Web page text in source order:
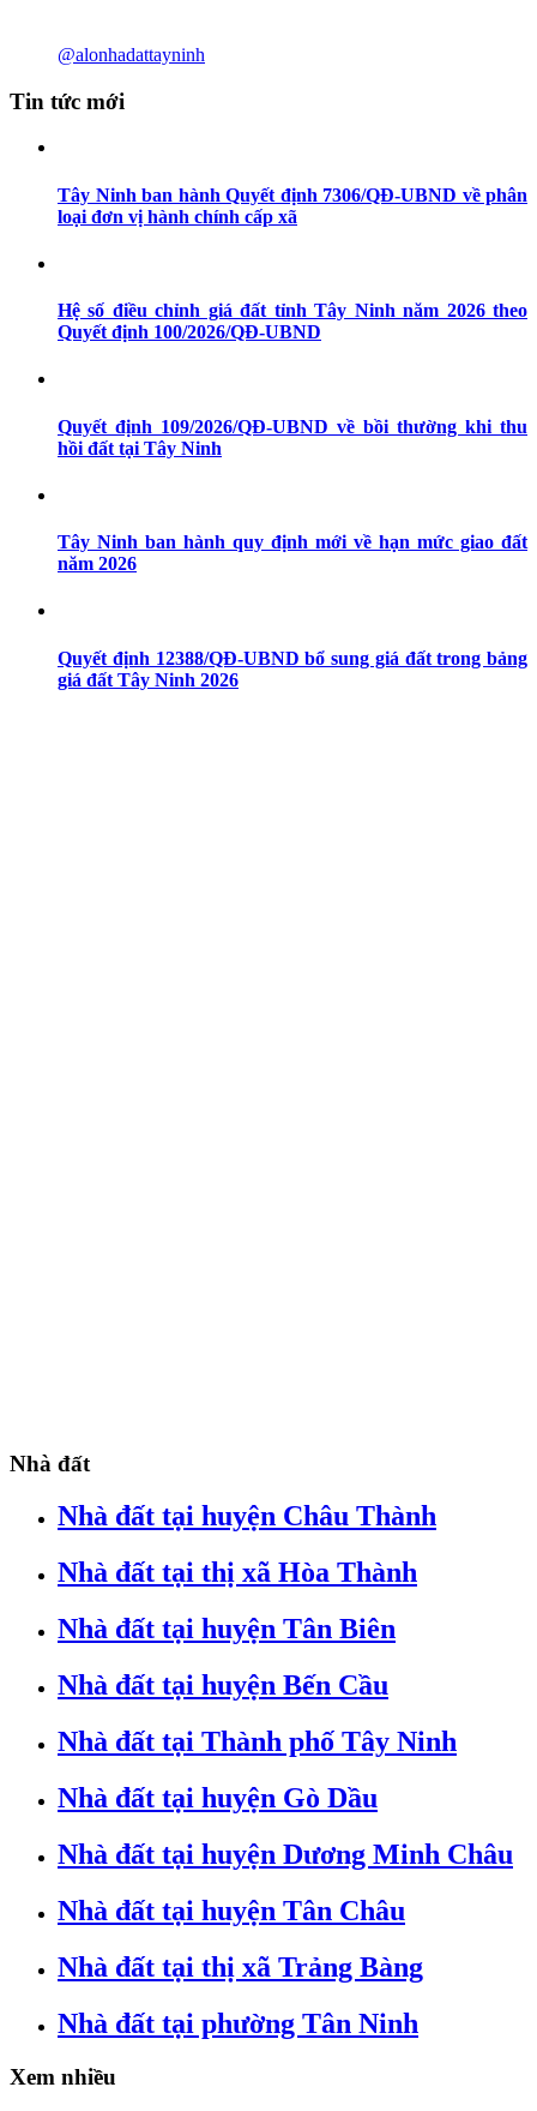
@alonhadattayninh
Tin tức mới
Tây Ninh ban hành Quyết định 7306/QĐ-UBND về phân
loại đơn vị hành chính cấp xã
Hệ số điều chỉnh giá đất tỉnh Tây Ninh năm 2026 theo
Quyết định 100/2026/QĐ-UBND
Quyết định 109/2026/QĐ-UBND về bồi thường khi thu
hồi đất tại Tây Ninh
Tây Ninh ban hành quy định mới về hạn mức giao đất
năm 2026
Quyết định 12388/QĐ-UBND bổ sung giá đất trong bảng
giá đất Tây Ninh 2026
Nhà đất
Nhà đất tại huyện Châu Thành
Nhà đất tại thị xã Hòa Thành
Nhà đất tại huyện Tân Biên
Nhà đất tại huyện Bến Cầu
Nhà đất tại Thành phố Tây Ninh
Nhà đất tại huyện Gò Dầu
Nhà đất tại huyện Dương Minh Châu
Nhà đất tại huyện Tân Châu
Nhà đất tại thị xã Trảng Bàng
Nhà đất tại phường Tân Ninh
Xem nhiều